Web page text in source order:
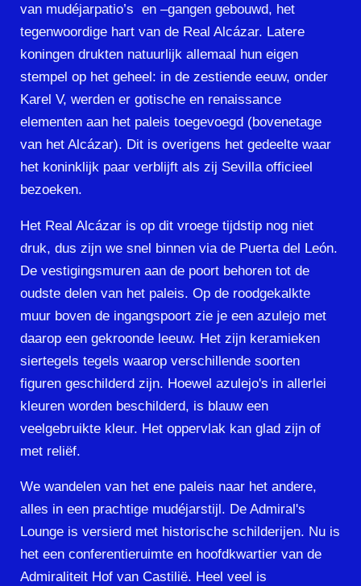
van mudéjarpatio’s en –gangen gebouwd, het
tegenwoordige hart van de Real Alcázar. Latere
koningen drukten natuurlijk allemaal hun eigen
stempel op het geheel: in de zestiende eeuw, onder
Karel V, werden er gotische en renaissance
elementen aan het paleis toegevoegd (bovenetage
van het Alcázar). Dit is overigens het gedeelte waar
het koninklijk paar verblijft als zij Sevilla officieel
bezoeken.
Het Real Alcázar is op dit vroege tijdstip nog niet
druk, dus zijn we snel binnen via de Puerta del León.
De vestigingsmuren aan de poort behoren tot de
oudste delen van het paleis. Op de roodgekalkte
muur boven de ingangspoort zie je een azulejo met
daarop een gekroonde leeuw. Het zijn keramieken
siertegels tegels waarop verschillende soorten
figuren geschilderd zijn. Hoewel azulejo's in allerlei
kleuren worden beschilderd, is blauw een
veelgebruikte kleur. Het oppervlak kan glad zijn of
met reliëf.
We wandelen van het ene paleis naar het andere,
alles in een prachtige mudéjarstijl. De Admiral's
Lounge is versierd met historische schilderijen. Nu is
het een conferentieruimte en hoofdkwartier van de
Admiraliteit Hof van Castilië. Heel veel is